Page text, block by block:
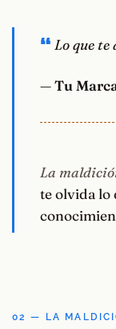
Lo que
—Tu
La
te olvida lo
02 — LA